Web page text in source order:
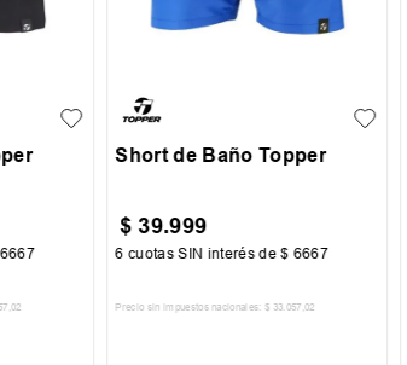
6667
,02
Short de Baño Topper
$ 39.999
6 cuotas SIN interés de$ 6667
Precio sin impuestos nacionales: $ 33.057 ,02